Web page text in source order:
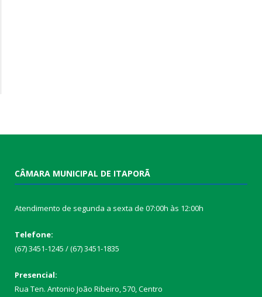
CÂMARA MUNICIPAL DE ITAPORÃ
Atendimento de segunda a sexta de 07:00h às 12:00h
Telefone:
(67) 3451-1245 / (67) 3451-1835
Presencial:
Rua Ten. Antonio João Ribeiro, 570, Centro